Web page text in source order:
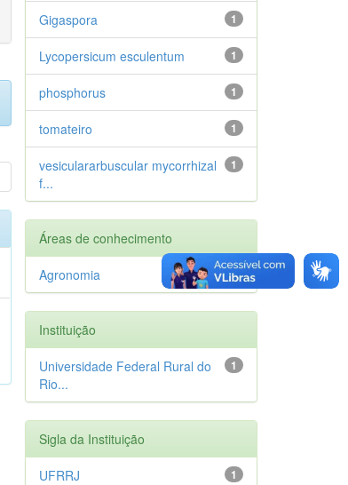
1
Gigaspora
1
Lycopersicum esculentum
1
phosphorus
1
tomateiro
1
vesiculararbuscular mycorrhizal
f...
Áreas de conhecimento
1
Agronomia
Instituição
1
Universidade Federal Rural do
Rio...
Sigla da Instituição
1
UFRRJ